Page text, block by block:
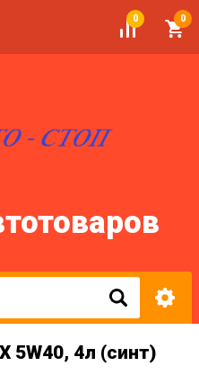
0 0
5W40, 4л (синт)